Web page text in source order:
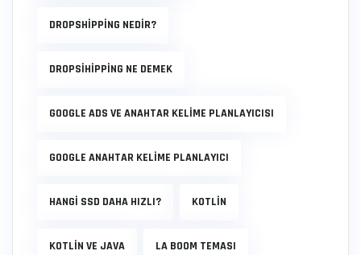
DROPSHIPPING NEDIR?
DROPSIHIPPING NE DEMEK
GOOGLE ADS VE ANAHTAR KELIME PLANLAYICISI
GOOGLE ANAHTAR KELIME PLANLAYICI
HANGI SSD DAHA HIZLI? KOTLIN
KOTLIN VE JAVA LA BOOM TEMASI